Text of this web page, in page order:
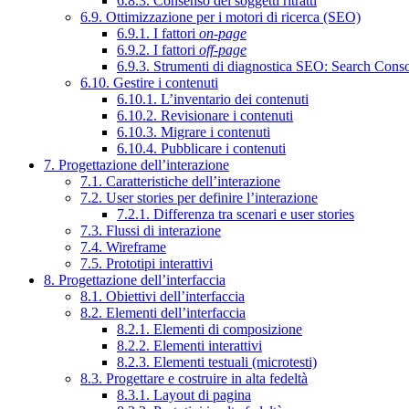
6.9. Ottimizzazione per i motori di ricerca (SEO)
6.9.1. I fattori on-page
6.9.2. I fattori off-page
6.9.3. Strumenti di diagnostica SEO: Search
6.10. Gestire i contenuti
6.10.1. L’inventario dei contenuti
6.10.2. Revisionare i contenuti
6.10.3. Migrare i contenuti
6.10.4. Pubblicare i contenuti
7. Progettazione dell’interazione
7.1. Caratteristiche dell’interazione
7.2. User stories per definire l’interazione
7.2.1. Differenza tra scenari e user stories
7.3. Flussi di interazione
7.4. Wireframe
7.5. Prototipi interattivi
8. Progettazione dell’interfaccia
8.1. Obiettivi dell’interfaccia
8.2. Elementi dell’interfaccia
8.2.1. Elementi di composizione
8.2.2. Elementi interattivi
8.2.3. Elementi testuali (microtesti)
8.3. Progettare e costruire in alta fedeltà
8.3.1. Layout di pagina